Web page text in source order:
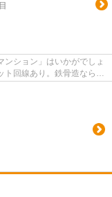
ション」はいかがでしょ
ト回線あり。鉄骨造なら、